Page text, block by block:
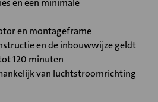
en een minimale
en montageframe
en de inbouwwijze geldt
120 minuten
van luchtstroomrichting